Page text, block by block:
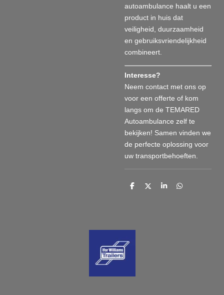
autoambulance haalt u een
product in huis dat
veiligheid, duurzaamheid
en gebruiksvriendelijkheid
combineert.
Interesse?
Neem contact met ons op
voor een offerte of kom
langs om de TEMARED
Autoambulance zelf te
bekijken! Samen vinden we
de perfecte oplossing voor
uw transportbehoeften.
D
D
S
D